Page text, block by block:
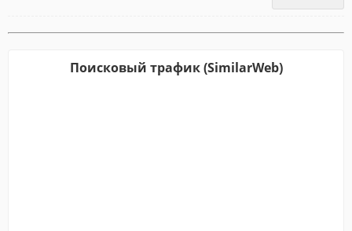
Поисковый трафик (SimilarWeb)